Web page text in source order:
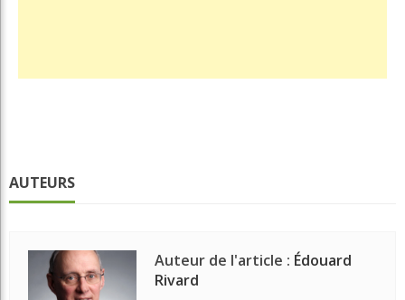
AUTEURS
Auteur de l'article : Édouard
Rivard